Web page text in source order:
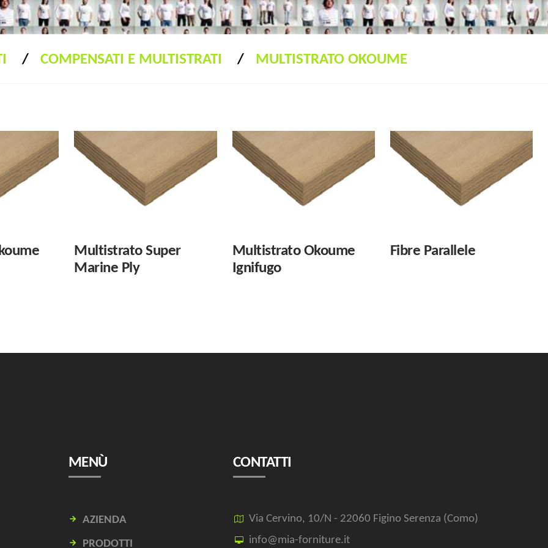
COMPENSATI E MULTISTRATI MULTISTRATO OKOUME
Multistrato Super
Marine Ply
Multistrato Okoume
Ignifugo
Fibre Parallele
MENÙ
AZIENDA
PRODOTTI
CONTATTI
Via Cervino, 10/N - 22060 Figino Serenza (Como)
info@mia-forniture.it